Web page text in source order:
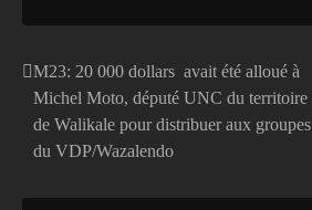
Navigation
de
l’article
M23: 20 000 dollars avait été alloué à
Michel Moto, député UNC du territoire
de Walikale pour distribuer aux groupes
du VDP/Wazalendo